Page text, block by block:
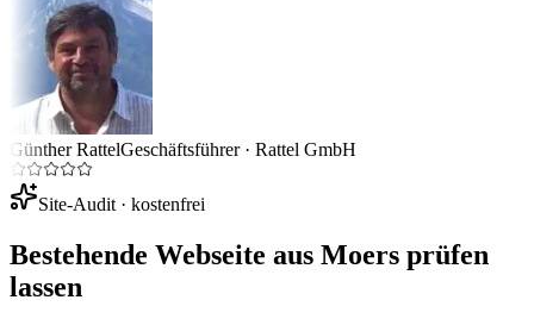
Günther RattelGeschäftsführer· Rattel GmbH
Site-Audit · kostenfrei
Bestehende Webseite aus Moers prüfen
lassen